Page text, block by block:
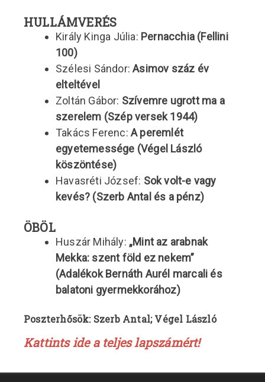
HULLÁMVERÉS
Király Kinga Júlia: Pernacchia (Fellini
100)
Szélesi Sándor:Asimov száz év
elteltével
Zoltán Gábor: Szívemre ugrott ma a
szerelem (Szép versek 1944)
Takács Ferenc: A peremlét
egyetemessége (Végel László
köszöntése)
Havasréti József: Sok volt-e vagy
kevés? (Szerb Antal és a pénz)
ÖBÖL
Huszár Mihály: „Mint az arabnak
Mekka: szent föld ez nekem”
(Adalékok Bernáth Aurél marcali és
balatoni gyermekkorához)
Poszterhősök: Szerb Antal; Végel László
Kattints ide a teljes lapszámért!